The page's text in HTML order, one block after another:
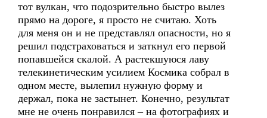
тот вулкан, что подозрительно быстро вылез
прямо на дороге, я просто не считаю. Хоть
для меня он и не представлял опасности, но я
решил подстраховаться и заткнул его первой
попавшейся скалой. А растекшуюся лаву
телекинетическим усилием Космика собрал в
одном месте, вылепил нужную форму и
держал, пока не застынет. Конечно, результат
мне не очень понравился – на фотографиях и